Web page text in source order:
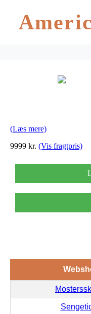
(Læs mere)
9999 kr. (Vis fragtpris)